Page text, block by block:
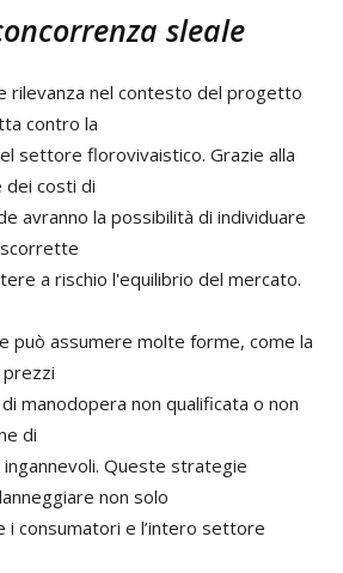
sleale
rilevanza nel contesto del progetto
contro la
settore florovivaistico. Grazie alla
dei costi di
avranno la possibilità di individuare
a rischio l'equilibrio del mercato.
può assumere molte forme, come la
manodopera non qualificata o non
di
Queste strategie
non solo
i consumatori e l’intero settore